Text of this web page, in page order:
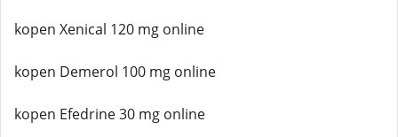
kopen Xenical 120 mg online
kopen Demerol 100 mg online
kopen Efedrine 30 mg online